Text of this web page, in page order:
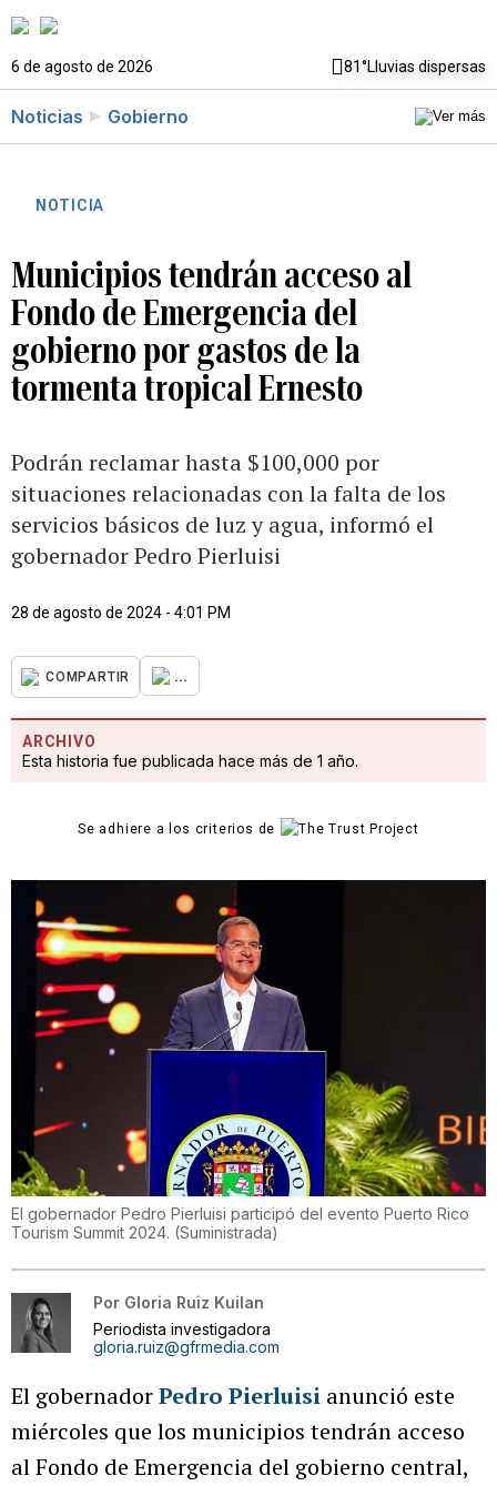
6 de agosto de 2026 81°Lluvias dispersas
Noticias Gobierno
NOTICIA
Municipios tendrán acceso al
Fondo de Emergencia del
gobierno por gastos de la
tormenta tropical Ernesto
Podrán reclamar hasta $100,000 por
situaciones relacionadas con la falta de los
servicios básicos de luz y agua, informó el
gobernador Pedro Pierluisi
28 de agosto de 2024 - 4:01 PM
COMPARTIR ...
ARCHIVO
Esta historia fue publicada hace más de 1 año.
Se adhiere a los criterios de
El gobernador Pedro Pierluisi participó del evento Puerto Rico
Tourism Summit 2024. (Suministrada)
Por Gloria Ruiz Kuilan
Periodista investigadora
gloria.ruiz@gfrmedia.com
El gobernadorPedro Pierluisi anunció este
miércoles que los municipios tendrán acceso
al Fondo de Emergencia del gobierno central,